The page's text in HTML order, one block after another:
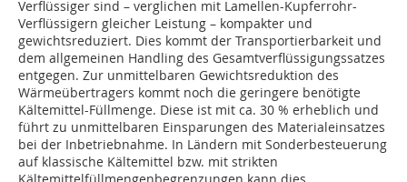
Verflüssiger sind – verglichen mit Lamellen-Kupferrohr-
Verflüssigern gleicher Leistung – kompakter und
gewichtsreduziert. Dies kommt der Transportierbarkeit und
dem allgemeinen Handling des Gesamtverflüssigungssatzes
entgegen. Zur unmittelbaren Gewichtsreduktion des
Wärmeübertragers kommt noch die geringere benötigte
Kältemittel-Füllmenge. Diese ist mit ca. 30 % erheblich und
führt zu unmittelbaren Einsparungen des Materialeinsatzes
bei der Inbetriebnahme. In Ländern mit Sonderbesteuerung
auf klassische Kältemittel bzw. mit strikten